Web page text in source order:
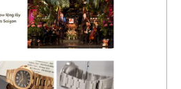
CHI TIẾT